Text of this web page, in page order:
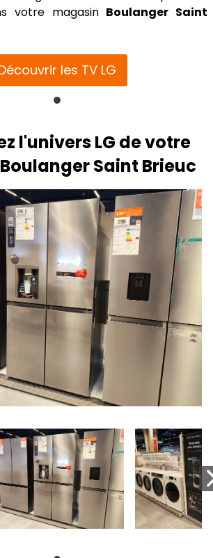
votre magasin Boulanger Saint
les TV LG
l'univers LG de votre
Saint Brieuc